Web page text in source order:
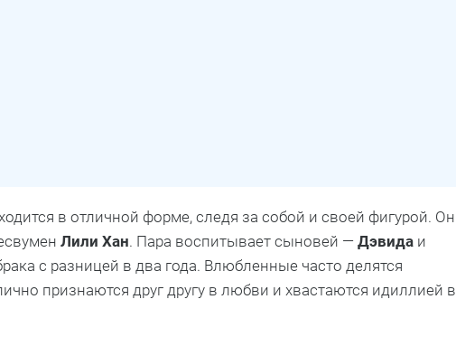
в отличной форме, следя за собой и своей фигурой. Он
Лили Хан. Пара воспитывает сыновей — Дэвида и
с разницей в два года. Влюбленные часто делятся
признаются друг другу в любви и хвастаются идиллией в